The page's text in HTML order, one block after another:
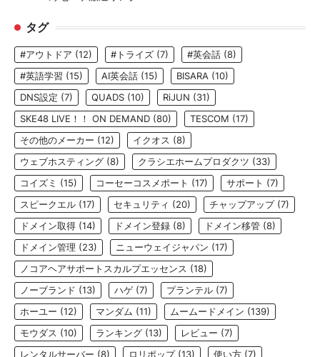
タグ
#アウトドア (12) #トライズ (7) #英会話 (8)
#英語学習 (15) AI英会話 (15) BISARA (10)
DNS設定 (7) QUADS (10) RiJUN (31)
SKE48 LIVE！！ ON DEMAND (80) TESCOM (17)
その他のメーカー (12) イクオス (8)
ウェブホスティング (8) クラシエホームプロダクツ (33)
コイズミ (15) コーセーコスメポート (17) サポート (7)
スピークエル (17) セキュリティ (20) チャップアップ(7)
ドメイン取得 (14) ドメイン登録 (8) ドメイン移管 (8)
ドメイン管理 (23) ニューウェイジャパン (17)
ノコアヘアサポートスカルプエッセンス (18)
ノーブランド (13) ハゲ (7) プランテル (7)
ホーユー (12) マンダム (11) ムームードメイン (139)
モウダス (10) ランキング (13) レビュー (7)
レンタルサーバー (8) ロリポップ(13) 使い方 (7)